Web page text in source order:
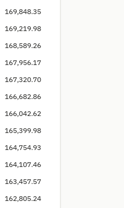
169,848.35
169,219.98
168,589.26
167,956.17
167,320.70
166,682.86
166,042.62
165,399.98
164,754.93
164,107.46
163,457.57
162,805.24